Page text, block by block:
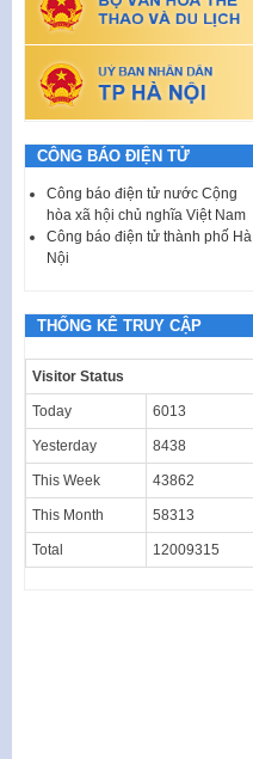
CÔNG BÁO ĐIỆN TỬ
Công báo điện tử nước Cộng
hòa xã hội chủ nghĩa Việt Nam
Công báo điện tử thành phố Hà
Nội
THỐNG KÊ TRUY CẬP
Visitor Status
Today 6013
Yesterday 8438
This Week 43862
This Month 58313
Total 12009315